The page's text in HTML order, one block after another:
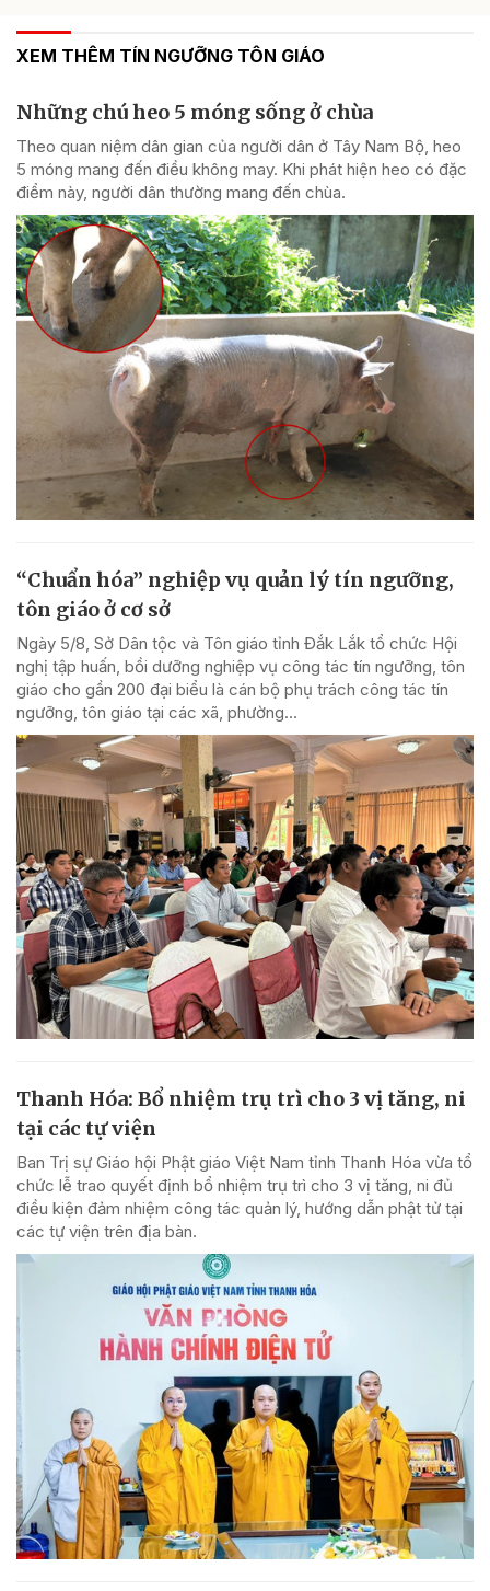
XEM THÊM TÍN NGƯỠNG TÔN GIÁO
Những chú heo 5 móng sống ở chùa
Theo quan niệm dân gian của người dân ở Tây Nam Bộ, heo
5 móng mang đến điều không may. Khi phát hiện heo có đặc
điểm này, người dân thường mang đến chùa.
“Chuẩn hóa” nghiệp vụ quản lý tín ngưỡng,
tôn giáo ở cơ sở
Ngày 5/8, Sở Dân tộc và Tôn giáo tỉnh Đắk Lắk tổ chức Hội
nghị tập huấn, bồi dưỡng nghiệp vụ công tác tín ngưỡng, tôn
giáo cho gần 200 đại biểu là cán bộ phụ trách công tác tín
ngưỡng, tôn giáo tại các xã, phường...
Thanh Hóa: Bổ nhiệm trụ trì cho 3 vị tăng, ni
tại các tự viện
Ban Trị sự Giáo hội Phật giáo Việt Nam tỉnh Thanh Hóa vừa tổ
chức lễ trao quyết định bổ nhiệm trụ trì cho 3 vị tăng, ni đủ
điều kiện đảm nhiệm công tác quản lý, hướng dẫn phật tử tại
các tự viện trên địa bàn.